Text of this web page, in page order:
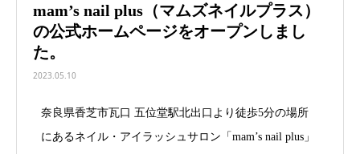
mam’s nail plus（マムズネイルプラス）
の公式ホームページをオープンしまし
た。
2023.05.10
奈良県香芝市瓦口 五位堂駅北出口より徒歩5分の場所
にあるネイル・アイラッシュサロン「mam’s nail plus」